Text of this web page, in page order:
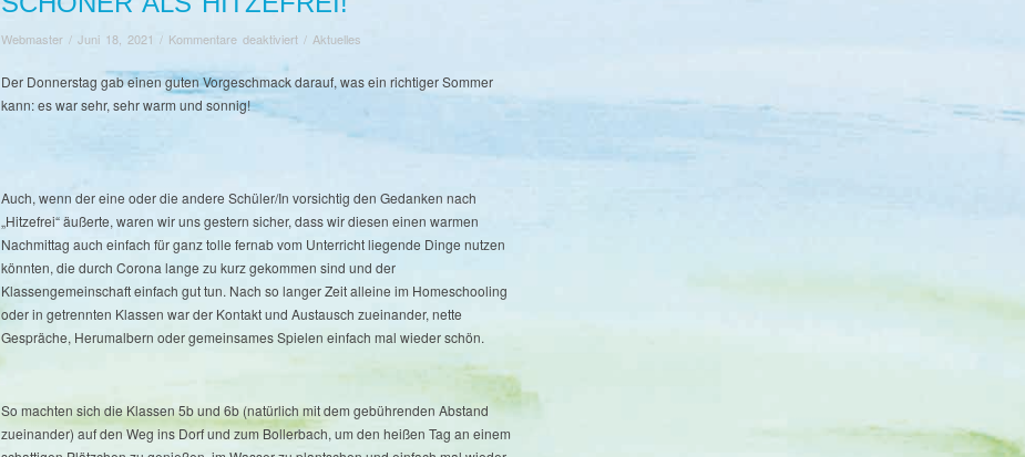
Webmaster /Juni 18, 2021 / Kommentare deaktiviertfür
als
/ Aktuelles
Der Donnerstag gab einen guten Vorgeschmack darauf, was ein richtiger Sommer
kann: es war sehr, sehr warm und sonnig!
Auch, wenn der eine oder die andere Schüler/In vorsichtig den Gedanken nach
„Hitzefrei“ äußerte, waren wir uns gestern sicher, dass wir diesen einen warmen
Nachmittag auch einfach für ganz tolle fernab vom Unterricht liegende Dinge nutzen
könnten, die durch Corona lange zu kurz gekommen sind und der
Klassengemeinschaft einfach gut tun. Nach so langer Zeit alleine im Homeschooling
oder in getrennten Klassen war der Kontakt und Austausch zueinander, nette
Gespräche, Herumalbern oder gemeinsames Spielen einfach mal wieder schön.
So machten sich die Klassen 5b und 6b (natürlich mit dem gebührenden Abstand
zueinander) auf den Weg ins Dorf und zum Bollerbach, um den heißen Tag an einem